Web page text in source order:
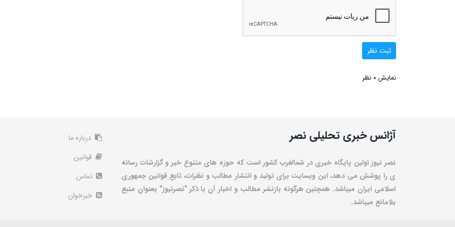
ثبت نظر
نمایش 0 نظر
آژانس خبری تحلیلی نصر
نصر نیوز اولین پایگاه خبری در شمالغرب کشور است که حوزه های متنوع خبر و گزارشات رسانه
ی را پوشش می دهد، این وبسایت برای تولید و انتشار مطالب و نظرات، تابع قوانین جمهوری
اسلامی ایران میباشد. همچنین هرگونه بازنشر مطالب و اخبار آن با ذکر "نصرنیوز" بعنوان منبع
بلامانع میباشد.
درباره ما
قوانین
تماس
خبرخوان